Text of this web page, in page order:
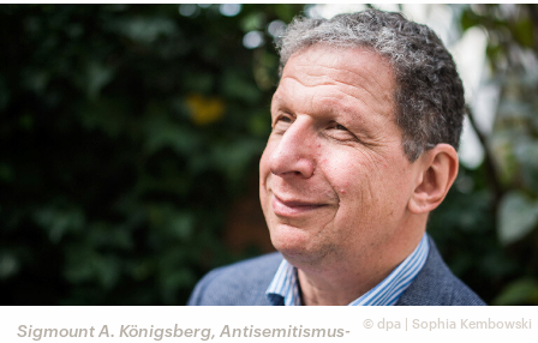
© dpa | Sophia Kembowski
Sigmount A. Königsberg, Antisemitismus-